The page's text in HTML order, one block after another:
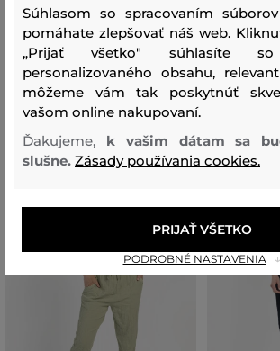
EVENING JUMPSUIT
439 90 €
90 €
Dostupné veľkosti:
44
LEATHER
Dostupné
38, 40, 42, 44
Súhlasom so spracovaním
pomáhate zlepšovať náš web.
„Prijať všetko" súhlasíte so
personalizovaného obsahu,
môžeme vám tak poskytnúť
vašom online nakupovaní.
Ďakujeme, k vašim dátam sa
slušne. Zásady používania cookies.
PODROBNÉ NASTAVENIA
PRIJAŤ VŠETKO